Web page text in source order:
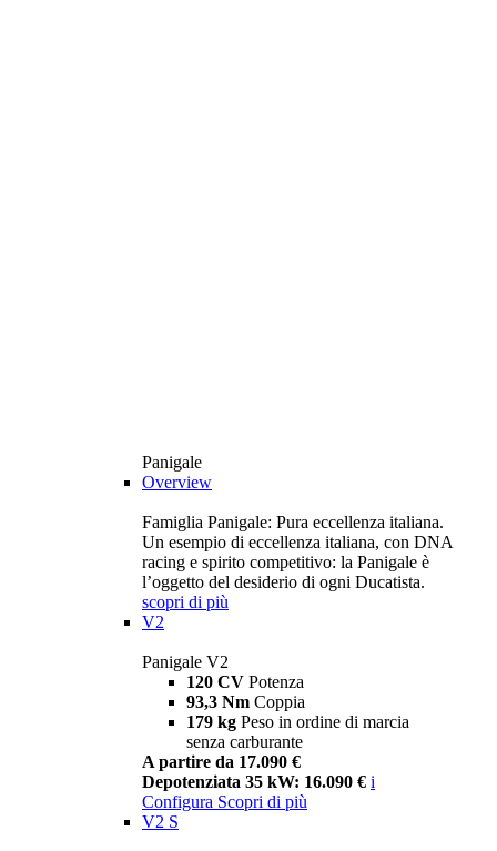
Panigale
Overview
Famiglia Panigale: Pura eccellenza italiana.
Un esempio di eccellenza italiana, con DNA
racing e spirito competitivo: la Panigale è
l’oggetto del desiderio di ogni Ducatista.
scopri di più
V2
Panigale V2
120 CV Potenza
93,3 Nm Coppia
179 kg Peso in ordine di marcia
senza carburante
A partire da 17.090 €
Depotenziata 35 kW: 16.090 € i
Configura Scopri di più
V2 S